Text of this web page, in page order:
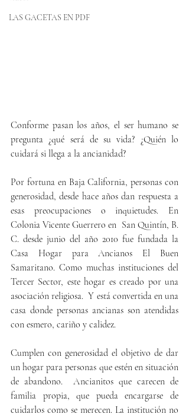
LAS GACETAS EN PDF
Conforme pasan los años, el ser humano se
pregunta ¿qué será de su vida? ¿Quién lo
cuidará si llega a la ancianidad?
Por fortuna en Baja California, personas con
generosidad, desde hace años dan respuesta a
esas preocupaciones o inquietudes. En
Colonia Vicente Guerrero en  San Quintín, B.
C. desde junio del año 2010 fue fundada la
Casa Hogar para Ancianos El Buen
Samaritano. Como muchas instituciones del
Tercer Sector, este hogar es creado por una
asociación religiosa.  Y está convertida en una
casa donde personas ancianas son atendidas
con esmero, cariño y calidez.
Cumplen con generosidad el objetivo de dar
un hogar para personas que estén en situación
de abandono.  Ancianitos que carecen de
familia propia, que pueda encargarse de
cuidarlos como se merecen. La institución no